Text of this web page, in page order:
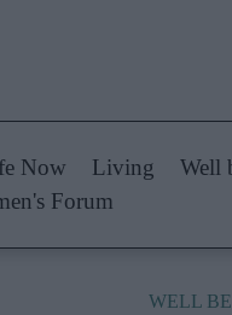
Styling Tips
Fashion News
Now Living Well
Forum
WELL